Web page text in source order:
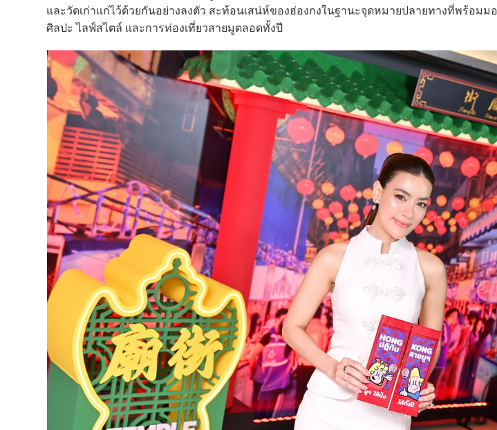
และวัดเก่าแก่ไว้ด้วยกันอย่างลงตัว สะท้อนเสน่ห์ของฮ่องกงในฐานะจุดหมายปลายทางที่พร้อม
ศิลปะ ไลฟ์สไตล์ และการท่องเที่ยวสายมูตลอดทั้งปี